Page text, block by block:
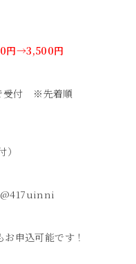
円→3,500円
受付 ※先着順
お申込可能です！